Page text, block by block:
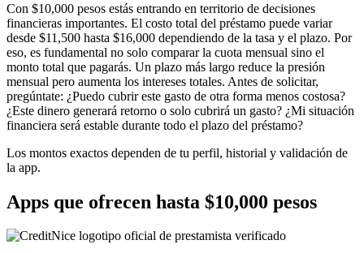
Con $10,000 pesos estás entrando en territorio de decisiones
financieras importantes. El costo total del préstamo puede variar
desde $11,500 hasta $16,000 dependiendo de la tasa y el plazo. Por
eso, es fundamental no solo comparar la cuota mensual sino el
monto total que pagarás. Un plazo más largo reduce la presión
mensual pero aumenta los intereses totales. Antes de solicitar,
pregúntate: ¿Puedo cubrir este gasto de otra forma menos costosa?
¿Este dinero generará retorno o solo cubrirá un gasto? ¿Mi situación
financiera será estable durante todo el plazo del préstamo?
Los montos exactos dependen de tu perfil, historial y validación de
la app.
Apps que ofrecen hasta $10,000 pesos